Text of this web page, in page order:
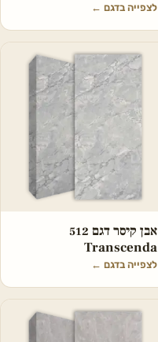
לצפייה בדגם ←
אבן קיסר דגם 512
Transcenda
לצפייה בדגם ←